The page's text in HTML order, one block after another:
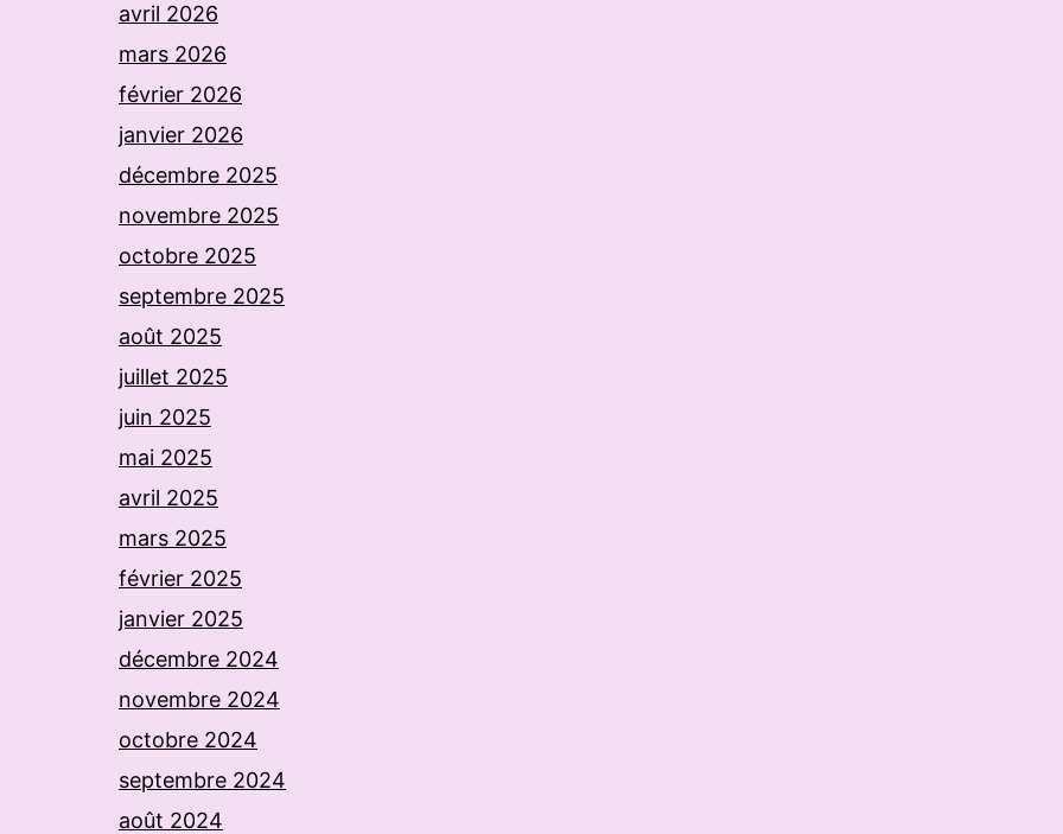
avril 2026
mars 2026
février 2026
janvier 2026
décembre 2025
novembre 2025
octobre 2025
septembre 2025
août 2025
juillet 2025
juin 2025
mai 2025
avril 2025
mars 2025
février 2025
janvier 2025
décembre 2024
novembre 2024
octobre 2024
septembre 2024
août 2024